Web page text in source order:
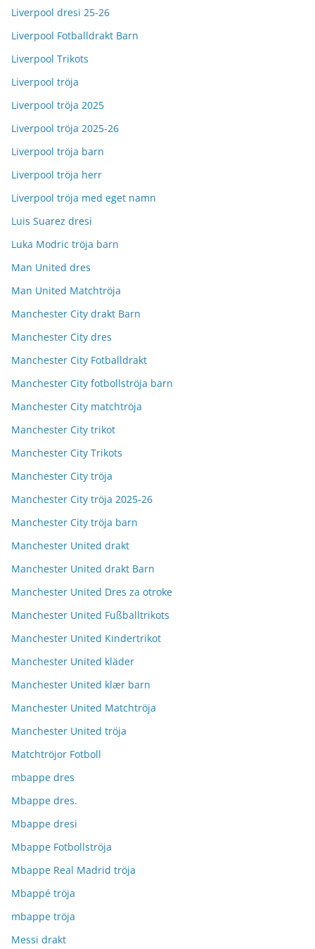
Liverpool dresi 25-26
Liverpool Fotballdrakt Barn
Liverpool Trikots
Liverpool tröja
Liverpool tröja 2025
Liverpool tröja 2025-26
Liverpool tröja barn
Liverpool tröja herr
Liverpool tröja med eget namn
Luis Suarez dresi
Luka Modric tröja barn
Man United dres
Man United Matchtröja
Manchester City drakt Barn
Manchester City dres
Manchester City Fotballdrakt
Manchester City fotbollströja barn
Manchester City matchtröja
Manchester City trikot
Manchester City Trikots
Manchester City tröja
Manchester City tröja 2025-26
Manchester City tröja barn
Manchester United drakt
Manchester United drakt Barn
Manchester United Dres za otroke
Manchester United Fußballtrikots
Manchester United Kindertrikot
Manchester United kläder
Manchester United klær barn
Manchester United Matchtröja
Manchester United tröja
Matchtröjor Fotboll
mbappe dres
Mbappe dres.
Mbappe dresi
Mbappe Fotbollströja
Mbappe Real Madrid tröja
Mbappé tröja
mbappe tröja
Messi drakt